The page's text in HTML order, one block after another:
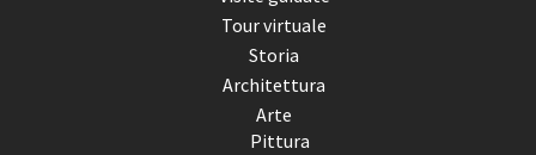
Tour virtuale
Storia
Architettura
Arte
Pittura